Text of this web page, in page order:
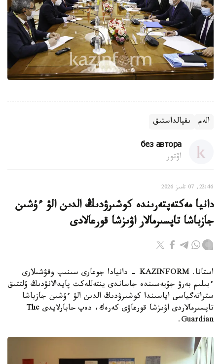
الەم ىقپالداستىق
без автора
اۆتور
22:46, 07 تامىز 2026
دانيا مەكتەپتەرىندە كوشىرۋدىڭ الدىن الۋ ءۇشىن
جازباشا تاپسىرمالار اۋىزشا قورعالادى
استانا. KAZINFORM - دانيادا جوعارى سىنىپ وقۋشىلارى
ءبىلىم بەرۋ جۇيەسىندە جاساندى ينتەللەكت پايدالانۋدىڭ ۇلتتىق
ستراتەگياسى اياسىندا كوشىرۋدىڭ الدىن الۋ ءۇشىن جازباشا
تاپسىرمالاردى اۋىزشا قورعاۋى كەرەك، دەپ حابارلايدى The
Guardian.